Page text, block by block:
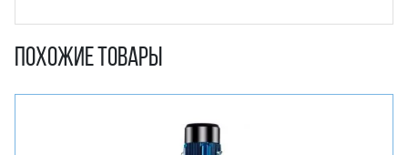
Похожие товары